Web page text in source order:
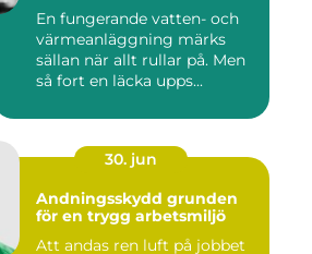
En fungerande vatten- och
värmeanläggning märks
sällan när allt rullar på. Men
så fort en läcka upps...
30. jun
Andningsskydd grunden
för en trygg arbetsmiljö
Att andas ren luft på jobbet